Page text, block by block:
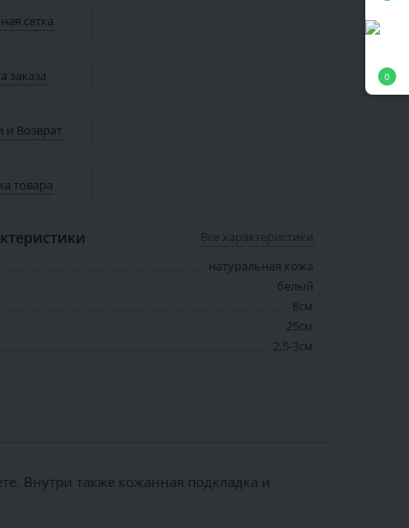
0
сетка
заказа
и Возврат
товара
Все характеристики
натуральная кожа
белый
8см
25см
2,5-3см
Внутри также кожанная подкладка и